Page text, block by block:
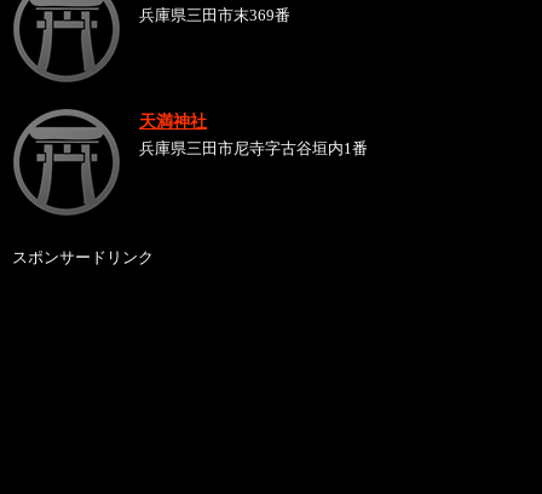
兵庫県三田市末369番
天満神社
兵庫県三田市尼寺字古谷垣内1番
スポンサードリンク